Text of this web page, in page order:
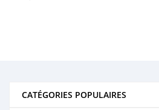
CATÉGORIES POPULAIRES